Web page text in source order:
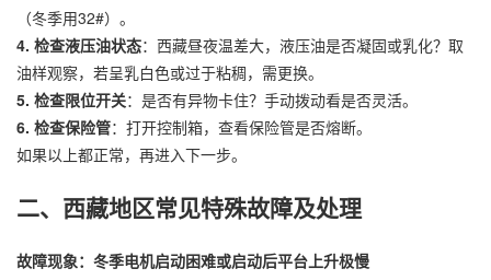
（冬季用32#）。
4. 检查液压油状态：西藏昼夜温差大，液压油是否凝固或乳化？取
油样观察，若呈乳白色或过于粘稠，需更换。
5. 检查限位开关：是否有异物卡住？手动拨动看是否灵活。
6. 检查保险管：打开控制箱，查看保险管是否熔断。
如果以上都正常，再进入下一步。
二、西藏地区常见特殊故障及处理
故障现象：冬季电机启动困难或启动后平台上升极慢